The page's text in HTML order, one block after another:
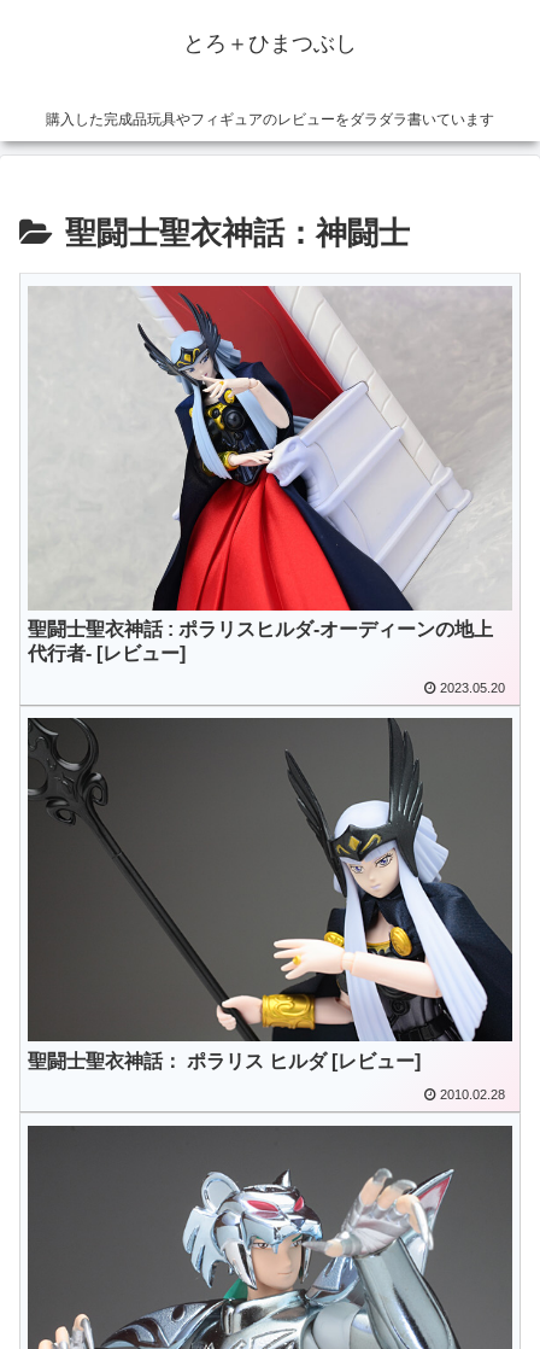
とろ＋ひまつぶし
購入した完成品玩具やフィギュアのレビューをダラダラ書いています
聖闘士聖衣神話：神闘士
聖闘士聖衣神話 : ポラリスヒルダ-オーディーンの地上
代行者- [レビュー]
2023.05.20
聖闘士聖衣神話： ポラリス ヒルダ [レビュー]
2010.02.28